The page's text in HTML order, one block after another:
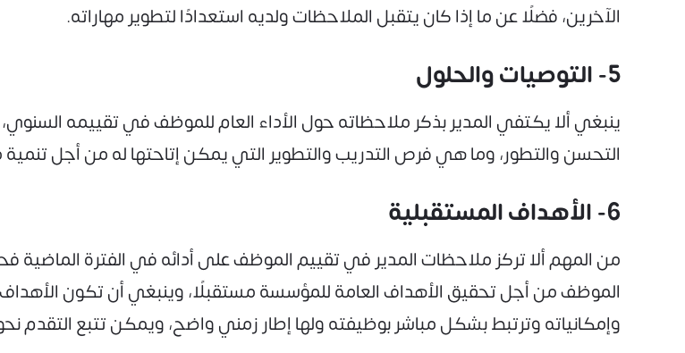
الآخرين، فضلًا عن ما إذا كان يتقبل الملاحظات ولديه استعدادًا لتطوير مهاراته.
5- التوصيات والحلول
ينبغي ألا يكتفي المدير بذكر ملاحظاته حول الأداء العام للموظف في تقييمه
التحسن والتطور، وما هي فرص التدريب والتطوير التي يمكن إتاحتها له من أجل
6- الأهداف المستقبلية
من المهم ألا تركز ملاحظات المدير في تقييم الموظف على أدائه في الفترة
الموظف من أجل تحقيق الأهداف العامة للمؤسسة مستقبلًا، وينبغي أن تكون
وإمكانياته وترتبط بشكل مباشر بوظيفته ولها إطار زمني واضح، ويمكن تتبع التقدم